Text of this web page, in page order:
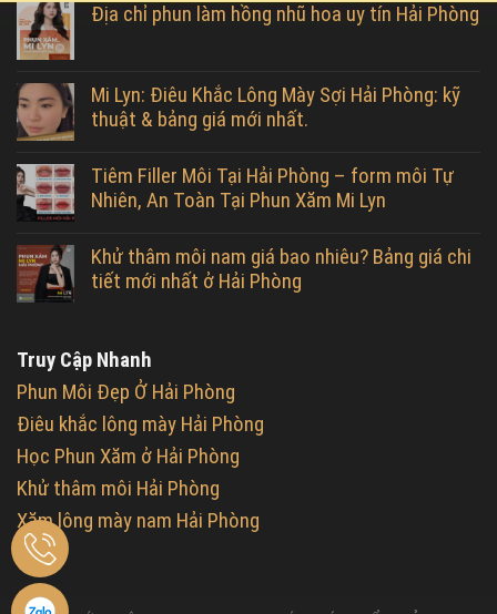
Địa chỉ phun làm hồng nhũ hoa uy tín Hải Phòng
Mi Lyn: Điêu Khắc Lông Mày Sợi Hải Phòng: kỹ
thuật & bảng giá mới nhất.
Tiêm Filler Môi Tại Hải Phòng – form môi Tự
Nhiên, An Toàn Tại Phun Xăm Mi Lyn
Khử thâm môi nam giá bao nhiêu? Bảng giá chi
tiết mới nhất ở Hải Phòng
Truy Cập Nhanh
Phun Môi Đẹp Ở Hải Phòng
Điêu khắc lông mày Hải Phòng
Học Phun Xăm ở Hải Phòng
Khử thâm môi Hải Phòng
Xăm lông mày nam Hải Phòng